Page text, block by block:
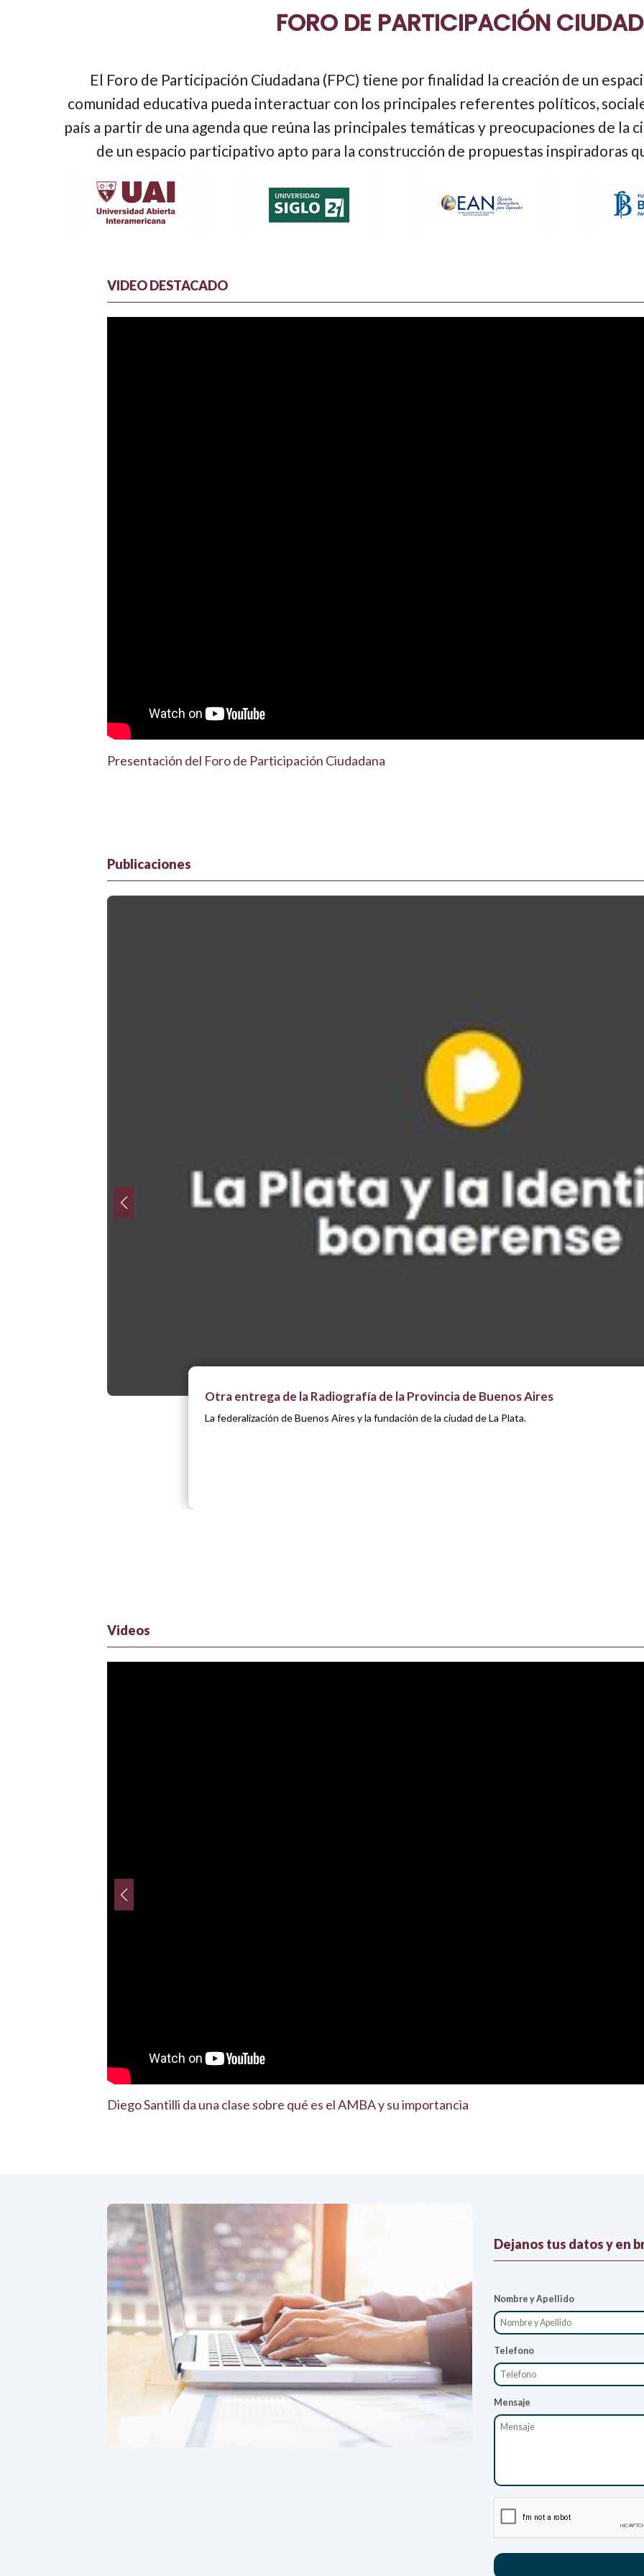
FORO DE PARTICIPACIÓN
El Foro de Participación Ciudadana (FPC) tiene por finalidad la creación de un
comunidad educativa pueda interactuar con los principales referentes políticos,
país a partir de una agenda que reúna las principales temáticas y preocupaciones de la
de un espacio participativo apto para la construcción de propuestas inspiradoras
VIDEO DESTACADO
Presentación del Foro de Participación Ciudadana
Publicaciones
Otra entrega de la Radiografía de la Provincia de Buenos Aires
La federalización de Buenos Aires y la fundación de la ciudad de La Plata.
Videos
Diego Santilli da una clase sobre qué es el AMBA y su importancia
Dejanos tus datos y en
Nombre y Apellido
Telefono
Mensaje